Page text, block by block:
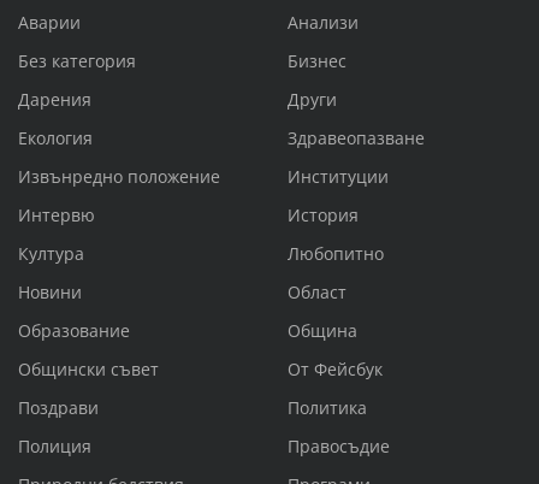
Аварии
Анализи
Без категория
Бизнес
Дарения
Други
Екология
Здравеопазване
Извънредно положение
Институции
Интервю
История
Култура
Любопитно
Новини
Област
Образование
Община
Общински съвет
От Фейсбук
Поздрави
Политика
Полиция
Правосъдие